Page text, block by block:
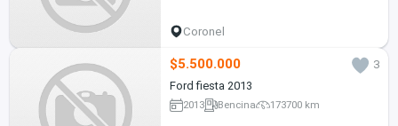
Coronel
$5.500.000
3
Ford fiesta 2013
2013 Bencina 173700 km